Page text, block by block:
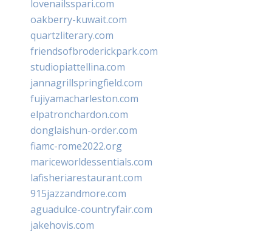
lovenailsspari.com
oakberry-kuwait.com
quartzliterary.com
friendsofbroderickpark.com
studiopiattellina.com
jannagrillspringfield.com
fujiyamacharleston.com
elpatronchardon.com
donglaishun-order.com
fiamc-rome2022.org
mariceworldessentials.com
lafisheriarestaurant.com
915jazzandmore.com
aguadulce-countryfair.com
jakehovis.com